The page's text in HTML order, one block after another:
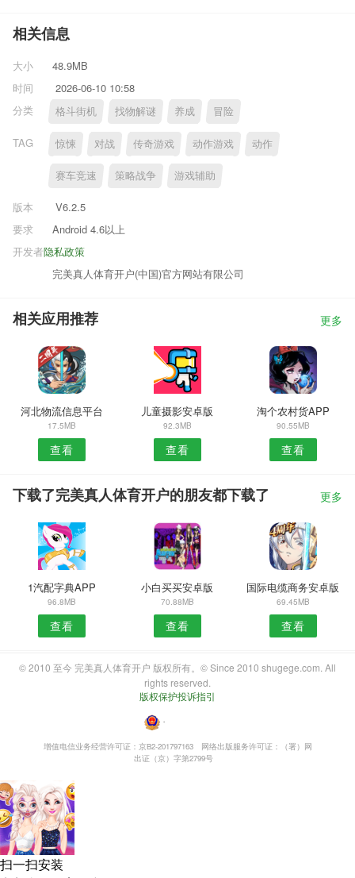
相关信息
大小
48.9MB
时间
2026-06-10 10:58
分类
格斗街机 找物解谜 养成 冒险
TAG 惊悚 对战 传奇游戏 动作游戏 动作
赛车竞速 策略战争 游戏辅助
版本
V6.2.5
要求
Android 4.6以上
隐私政策
开发者
完美真人体育开户(中国)官方网站有限公司
相关应用推荐 更多
河北物流信息平台
17.5MB
查看
儿童摄影安卓版
92.3MB
查看
淘个农村货APP
90.55MB
查看
下载了完美真人体育开户的朋友都下载了 更多
1汽配字典APP
96.8MB
查看
小白买买安卓版
70.88MB
查看
国际电缆商务安卓版
69.45MB
查看
© 2010 至今 完美真人体育开户 版权所有。© Since 2010 shugege.com. All
rights reserved.
版权保护投诉指引
・
增值电信业务经营许可证：京B2-201797163
网络出版服务许可证：（署）网
出证（京）字第2799号
扫一扫安装